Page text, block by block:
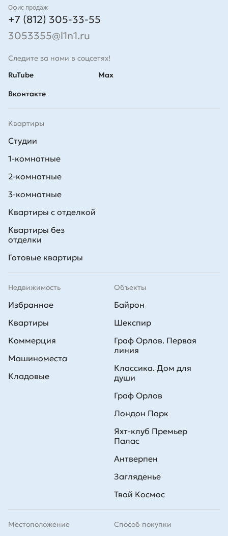
Контакты
Офис продаж
+7 (812) 305-33-55
3053355@l1n1.ru
Следите за нами в соцсетях!
RuTube
Вконтакте
Max
Квартиры
Студии
1-комнатные
2-комнатные
3-комнатные
Квартиры с отделкой
Квартиры без
отделки
Готовые квартиры
Недвижимость
Избранное
Квартиры
Коммерция
Машиноместа
Кладовые
Способ покупки
Объекты
Байрон
Шекспир
Граф Орлов. Первая
линия
Классика. Дом для
души
Граф Орлов
Лондон Парк
Яхт-клуб Премьер
Палас
Антверпен
Загляденье
Твой Космос
Местоположение